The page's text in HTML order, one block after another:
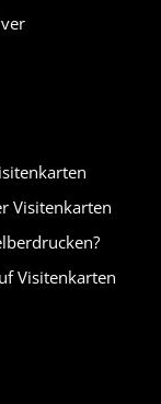
Visitenkarten
Visitenkarten